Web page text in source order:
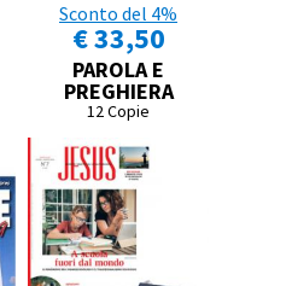
Sconto del 4%
€ 33,50
PAROLA E
PREGHIERA
12 Copie